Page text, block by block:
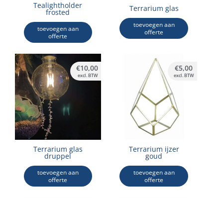
Tealightholder
frosted
toevoegen aan
offerte
Terrarium glas
toevoegen aan
offerte
Terrarium glas
druppel
toevoegen aan
offerte
€10,00
excl. BTW
Terrarium ijzer
goud
toevoegen aan
offerte
€5,00
excl. BTW